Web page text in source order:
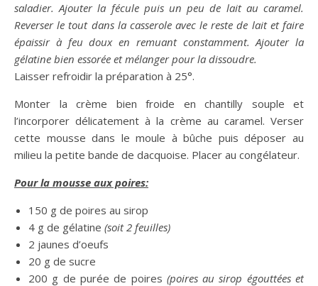
saladier. Ajouter la fécule puis un peu de lait au caramel.
Reverser le tout dans la casserole avec le reste de lait et faire
épaissir à feu doux en remuant constamment. Ajouter la
gélatine bien essorée et mélanger pour la dissoudre.
Laisser refroidir la préparation à 25°.
Monter la crème bien froide en chantilly souple et
l’incorporer délicatement à la crème au caramel. Verser
cette mousse dans le moule à bûche puis déposer au
milieu la petite bande de dacquoise. Placer au congélateur.
Pour la mousse aux poires:
150 g de poires au sirop
4 g de gélatine (soit 2 feuilles)
2 jaunes d’oeufs
20 g de sucre
200 g de purée de poires (poires au sirop égouttées et